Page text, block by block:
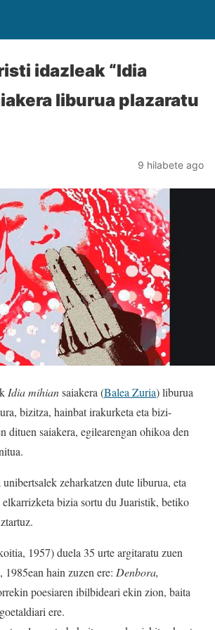
idazleak “Idia
liburua plazaratu
9 hilabete ago
Idia mihiansaiakera (Balea Zuria) liburua
bizitza, hainbat irakurketa eta bizi-
dituen saiakera, egilearengan ohikoa den
zeharkatzen dute liburua, eta
bizia sortu du Juaristik, betiko
1957) duela 35 urte argitaratu zuen
1985ean hain zuzen ere: Denbora,
poesiaren ibilbideari ekin zion, baita
ere.